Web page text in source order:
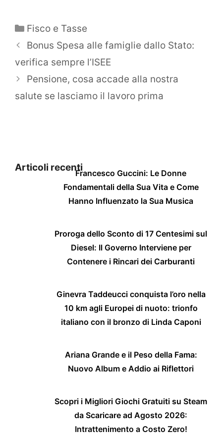
Categorie
Fisco e Tasse
Bonus Spesa alle famiglie dallo Stato:
verifica sempre l’ISEE
Pensione, cosa accade alla nostra
salute se lasciamo il lavoro prima
Articoli recentiFrancesco Guccini: Le Donne
Fondamentali della Sua Vita e Come
Hanno Influenzato la Sua Musica
Proroga dello Sconto di 17 Centesimi sul
Diesel: Il Governo Interviene per
Contenere i Rincari dei Carburanti
Ginevra Taddeucci conquista l’oro nella
10 km agli Europei di nuoto: trionfo
italiano con il bronzo di Linda Caponi
Ariana Grande e il Peso della Fama:
Nuovo Album e Addio ai Riflettori
Scopri i Migliori Giochi Gratuiti su Steam
da Scaricare ad Agosto 2026:
Intrattenimento a Costo Zero!